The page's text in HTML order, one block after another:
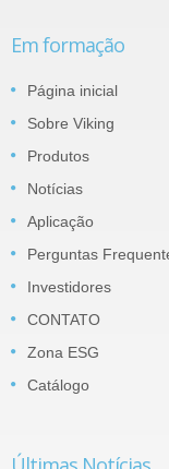
Em formação
Página inicial
Sobre Viking
Produtos
Notícias
Aplicação
Perguntas
Investidores
CONTATO
Zona ESG
Catálogo